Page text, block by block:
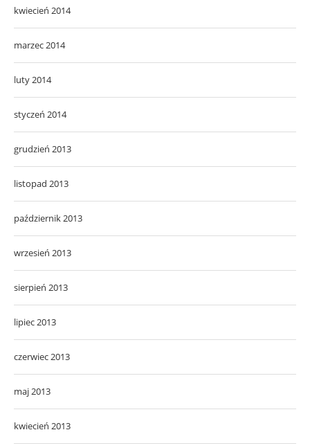
kwiecień 2014
marzec 2014
luty 2014
styczeń 2014
grudzień 2013
listopad 2013
październik 2013
wrzesień 2013
sierpień 2013
lipiec 2013
czerwiec 2013
maj 2013
kwiecień 2013